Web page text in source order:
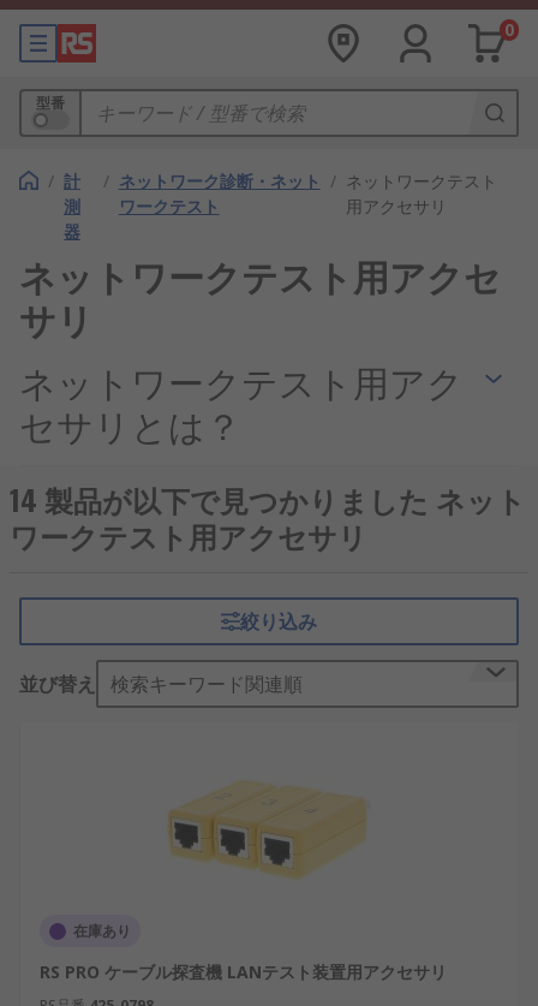
0
型番
/ 計
測
器
/ ネットワーク診断・ネット
ワークテスト
/ ネットワークテスト
用アクセサリ
ネットワークテスト用アクセ
サリ
ネットワークテスト用アク
セサリとは？
ネットワークテスト/測定機器を購入した場合は、こ
れらの機器と連携するために必要なアクセサリを用
意しておくことが重要です。作業を効果的かつ効率
ト、ネットワークテスターと視覚ケーブルテストの
ニーズに対応しています。ネットワークテストおよ
び計測用アクセサリは、主要メーカーのFlukeや
Greenlee、Meggerおよび当社独自のブランドRS
Proの製品を取り揃えています。RS Pro LANケーブ
してトレースできます。
ネットワークテスト用アク
RSでは、次のようなさまざまなネットワークテスト
用アクセサリの種類を用意しています。
14 製品が以下で見つかりました ネット
ワークテスト用アクセサリ
絞り込み
並び替え 検索キーワード関連順
在庫あり
RS PRO ケーブル探査機 LANテスト装置用アクセサリ